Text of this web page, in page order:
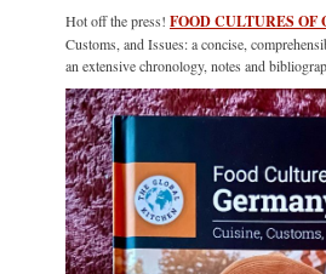
Hot off the press! FOOD CULTURES OF
Customs, and Issues: a concise,
an extensive chronology, notes and